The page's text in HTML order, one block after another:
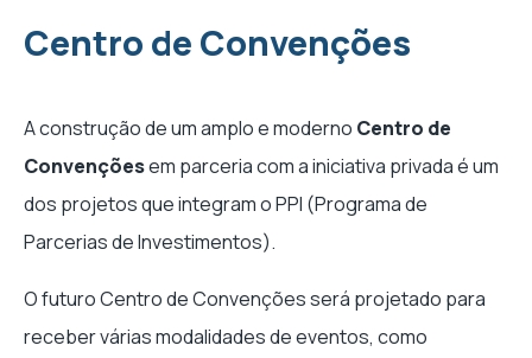
Centro de Convenções
A construção de um amplo e moderno Centro de
Convençõesem parceria com a iniciativa privada é um
dos projetos que integram o PPI (Programa de
Parcerias de Investimentos).
O futuro Centro de Convenções será projetado para
receber várias modalidades de eventos, como